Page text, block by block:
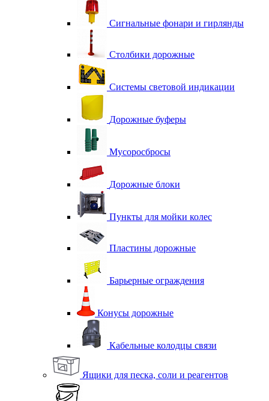
Сигнальные фонари и гирлянды
Столбики дорожные
Системы световой индикации
Дорожные буферы
Мусоросбросы
Дорожные блоки
Пункты для мойки колес
Пластины дорожные
Барьерные ограждения
Конусы дорожные
Кабельные колодцы связи
Ящики для песка, соли и реагентов